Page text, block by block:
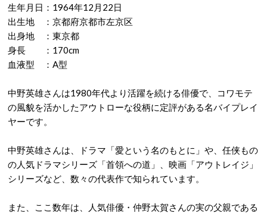
生年月日：1964年12月22日
出生地 ：京都府京都市左京区
出身地 ：東京都
身長 ：170cm
血液型 ：A型
中野英雄さんは1980年代より活躍を続ける俳優で、コワモテ
の風貌を活かしたアウトローな役柄に定評がある名バイプレイ
ヤーです。
中野英雄さんは、ドラマ「愛という名のもとに」や、任侠もの
の人気ドラマシリーズ「首領への道」、映画「アウトレイジ」
シリーズなど、数々の代表作で知られています。
また、ここ数年は、人気俳優・仲野太賀さんの実の父親である